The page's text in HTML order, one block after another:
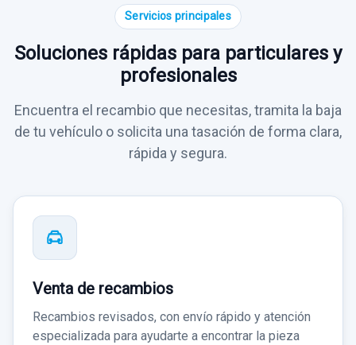
Servicios principales
Soluciones rápidas para particulares y
profesionales
Encuentra el recambio que necesitas, tramita la baja
de tu vehículo o solicita una tasación de forma clara,
rápida y segura.
Venta de recambios
Recambios revisados, con envío rápido y atención
especializada para ayudarte a encontrar la pieza